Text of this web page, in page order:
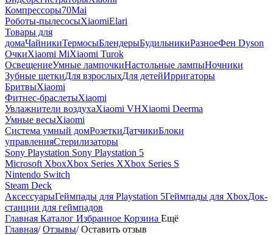
Компрессоры70Mai
Роботы-пылесосыXiaomiElari
Товары для
домаЧайникиТермосыБлендерыБудильникиРазноеФен Dyson
ОчкиXiaomi MiXiaomi Turok
ОсвещениеУмные лампочкиНастольные лампыНочники
Зубные щеткиДля взрослыхДля детейИрригаторы
БритвыXiaomi
Фитнес-браслетыXiaomi
Увлажнители воздухаXiaomi VHXiaomi Deerma
Умные весыXiaomi
Система умный домРозеткиДатчикиБлоки
управленияСтерилизаторы
Sony Playstation Sony Playstation 5
Microsoft XboxXbox Series XXbox Series S
Nintendo Switch
Steam Deck
АксессуарыГеймпады для Playstation 5Геймпады для XboxДок-
станции для геймпадов
Главная Каталог Избранное Корзина Ещё
Главная/ Отзывы/ Оставить отзыв